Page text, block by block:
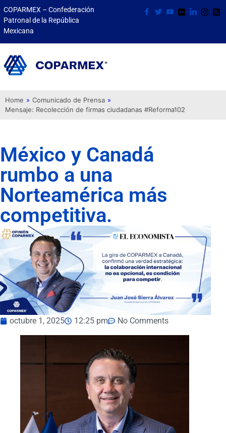
COPARMEX – Confederación
Patronal de la República
Mexicana
Home » Comunicado de Prensa »
Mensaje: Recolección de firmas ciudadanas #Reforma102
México y Canadá
rumbo a una
Norteamérica más
competitiva.
octubre 1, 2025 12:25 pm No Comments